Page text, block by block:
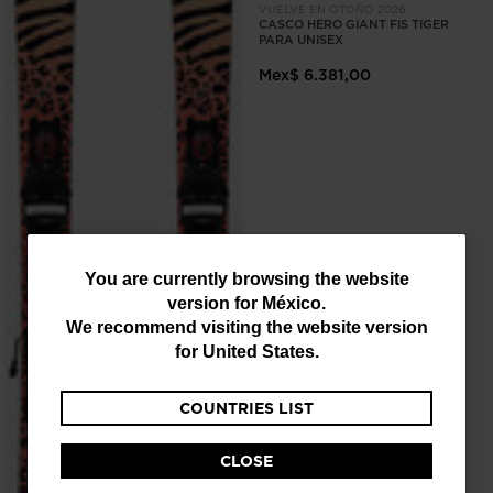
You
are
website
version
You are currently browsing the website
version for México.
We recommend visiting the website version
for United States.
COUNTRIES LIST
CLOSE
VUELVE EN OTOÑO 2026
CASCO HERO GIANT FIS TIGER
PARA UNISEX
Mex$ 6.381,00